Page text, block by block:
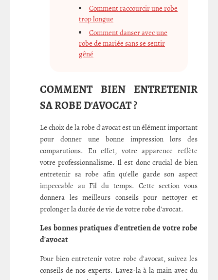
Comment raccourcir une robe
trop longue
Comment danser avec une
robe de mariée sans se sentir
gêné
COMMENT BIEN ENTRETENIR
SA ROBE D'AVOCAT ?
Le choix de la robe d'avocat est un élément important
pour donner une bonne impression lors des
comparutions. En effet, votre apparence reflète
votre professionnalisme. Il est donc crucial de bien
entretenir sa robe afin qu'elle garde son aspect
impeccable au Fil du temps. Cette section vous
donnera les meilleurs conseils pour nettoyer et
prolonger la durée de vie de votre robe d'avocat.
Les bonnes pratiques d'entretien de votre robe
d'avocat
Pour bien entretenir votre robe d'avocat, suivez les
conseils de nos experts. Lavez-la à la main avec du